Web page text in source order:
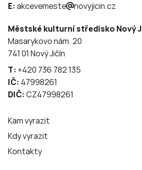
E:akcevemeste novyjicin.cz
Městské kulturní středisko Nový
Masarykovo nám. 20
741 01 Nový Jičín
T: +420 736 782 135
IČ: 47998261
DIČ:CZ47998261
Kam vyrazit
Kdy vyrazit
Kontakty